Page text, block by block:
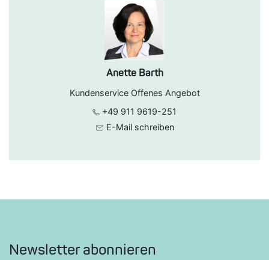
Anette Barth
Kundenservice Offenes Angebot
+49 911 9619-251
E-Mail schreiben
Newsletter abonnieren